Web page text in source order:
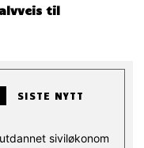
til
SISTE NYTT
siviløkonom